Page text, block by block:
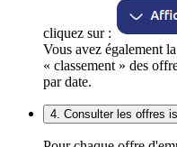
cliquez sur :
Vous avez également
« classement » des
par date.
4. Consulter les offres